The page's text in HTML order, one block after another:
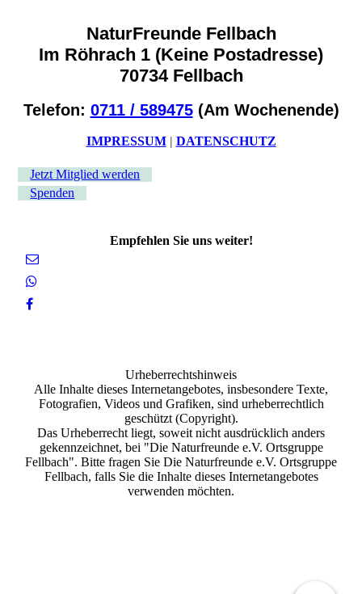
NaturFreunde Fellbach
Im Röhrach 1 (Keine Postadresse)
70734 Fellbach
Telefon: 0711 / 589475(Am Wochenende)
IMPRESSUM| DATENSCHUTZ
Jetzt Mitglied werden
Spenden
Empfehlen Sie uns weiter!
Urheberrechtshinweis
Alle Inhalte dieses Internetangebotes, insbesondere Texte,
Fotografien, Videos und Grafiken, sind urheberrechtlich
geschützt (Copyright).
Das Urheberrecht liegt, soweit nicht ausdrücklich anders
gekennzeichnet, bei "Die Naturfreunde e.V. Ortsgruppe
Fellbach". Bitte fragen Sie Die Naturfreunde e.V. Ortsgruppe
Fellbach, falls Sie die Inhalte dieses Internetangebotes
verwenden möchten.